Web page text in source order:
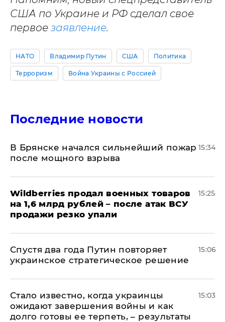
США по Украине и РФ сделал свое
первое заявление.
НАТО Владимир Путин США Политика
Терроризм Война Украины с Россией
Последние новости
В Брянске начался сильнейший пожар
после мощного взрыва
15:34
​Wildberries продал военных товаров
на 1,6 млрд рублей – после атак ВСУ
продажи резко упали
15:25
Спустя два года Путин повторяет
украинское стратегическое решение
15:06
Стало известно, когда украинцы
ожидают завершения войны и как
долго готовы ее терпеть, – результаты
15:03